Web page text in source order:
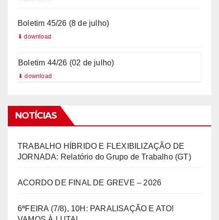
Boletim 45/26 (8 de julho)
Boletim 44/26 (02 de julho)
NOTÍCIAS
TRABALHO HÍBRIDO E FLEXIBILIZAÇÃO DE
JORNADA: Relatório do Grupo de Trabalho (GT)
ACORDO DE FINAL DE GREVE – 2026
6ªFEIRA (7/8), 10H: PARALISAÇÃO E ATO!